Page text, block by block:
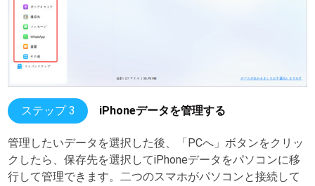
ステップ 3 iPhoneデータを管理する
管理したいデータを選択した後、「PCへ」ボタンをクリッ
クしたら、保存先を選択してiPhoneデータをパソコンに移
行して管理できます。二つのスマホがパソコンと接続して